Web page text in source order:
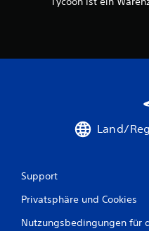
Land/
Support
Privatsphäre und Cookies
Nutzungsbedingungen für